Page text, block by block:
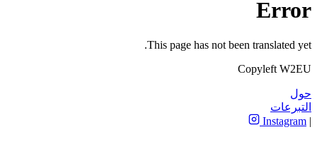
Error
This page has not been translated yet.
Copyleft W2EU
حول
التبرعات
|
Instagram